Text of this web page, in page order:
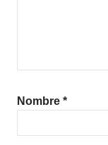
Nombre *